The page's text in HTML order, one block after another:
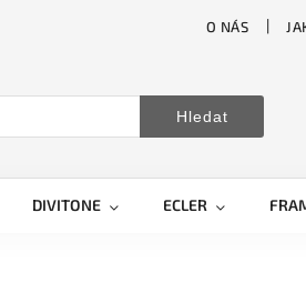
O NÁS
Hledat
DIVITONE ECLER